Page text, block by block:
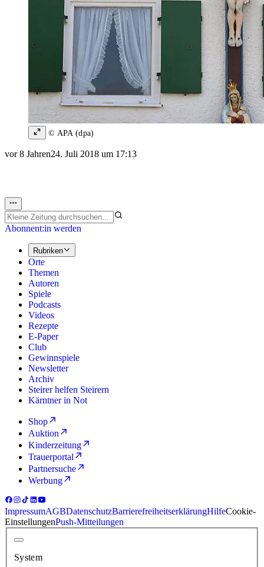
© APA (dpa)
vor 8 Jahren24. Juli 2018 um 17:13
Abonnent:in werden
Rubriken
Orte
Themen
Autoren
Spiele
Podcasts
Videos
Rezepte
E-Paper
Club
Gewinnspiele
Newsletter
Archiv
Steirer helfen Steirern
Kärntner in Not
Shop
Auktion
Kinderzeitung
Trauerportal
Partnersuche
Werbung
ImpressumAGBDatenschutzBarrierefreiheitserklärungHilfeCookie-
EinstellungenPush-Mitteilungen
System